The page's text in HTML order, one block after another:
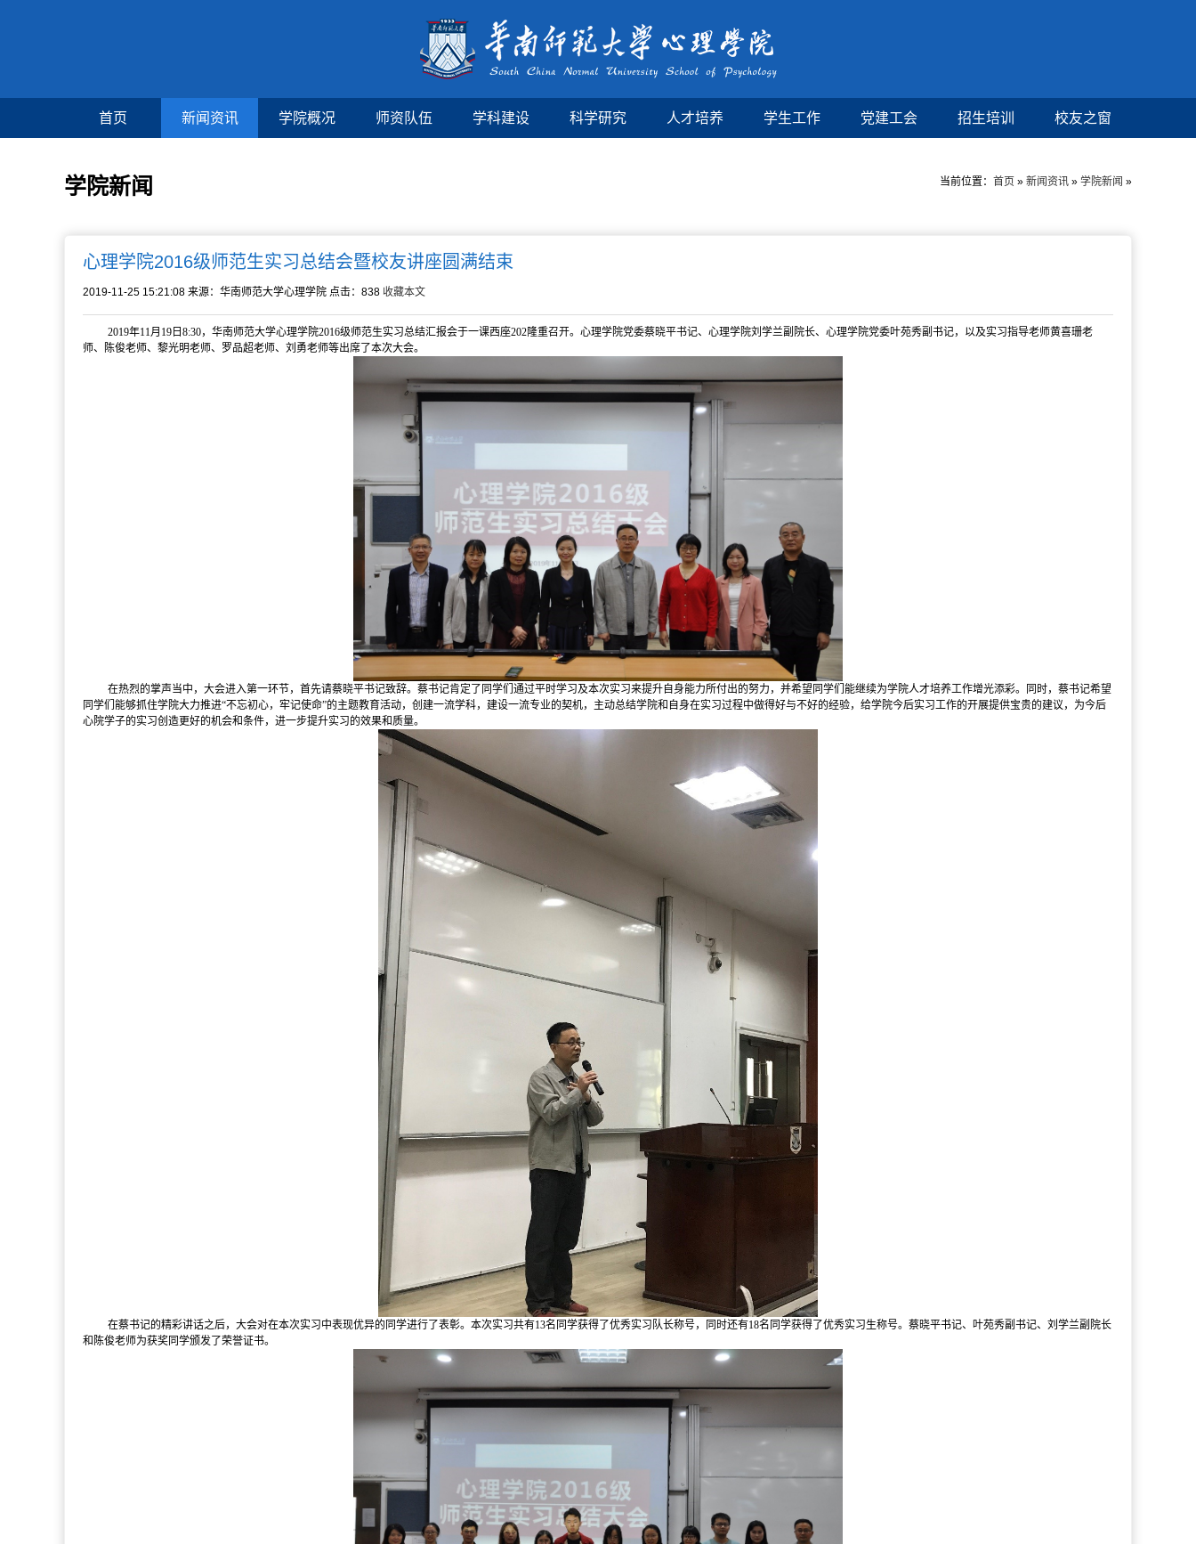
首页 新闻资讯 学院概况 师资队伍 学科建设 科学研究 人才培养 学生工作 党建工会 招生培训 校友之窗
当前位置： 首页 » 新闻资讯 » 学院新闻 »
学院新闻
心理学院2016级师范生实习总结会暨校友讲座圆满结束
2019-11-25 15:21:08 来源：华南师范大学心理学院 点击： 838 收藏本文
2019年11月19日8:30，华南师范大学心理学院2016级师范生实习总结汇报会于一课西座202隆重召开。心理学院党委蔡晓平书记、心理学院刘学兰副院长、心理学院党委叶苑秀副书记，以及实习指导老师黄喜珊老
师、陈俊老师、黎光明老师、罗品超老师、刘勇老师等出席了本次大会。
在热烈的掌声当中，大会进入第一环节，首先请蔡晓平书记致辞。蔡书记肯定了同学们通过平时学习及本次实习来提升自身能力所付出的努力，并希望同学们能继续为学院人才培养工作增光添彩。同时，蔡书记希望
同学们能够抓住学院大力推进“不忘初心，牢记使命”的主题教育活动，创建一流学科，建设一流专业的契机，主动总结学院和自身在实习过程中做得好与不好的经验，给学院今后实习工作的开展提供宝贵的建议，为今后
心院学子的实习创造更好的机会和条件，进一步提升实习的效果和质量。
在蔡书记的精彩讲话之后，大会对在本次实习中表现优异的同学进行了表彰。本次实习共有13名同学获得了优秀实习队长称号，同时还有18名同学获得了优秀实习生称号。蔡晓平书记、叶苑秀副书记、刘学兰副院长
和陈俊老师为获奖同学颁发了荣誉证书。